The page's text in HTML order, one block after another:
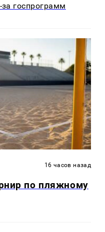
госпрограмм
16 часов назад
по пляжному